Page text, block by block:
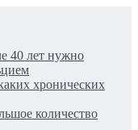
40 лет нужно
хронических
количество